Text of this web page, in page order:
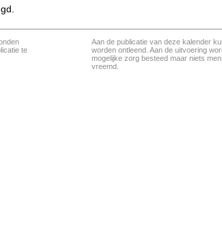
te
Aan de publicatie van deze kalender
worden ontleend. Aan de uitvoering
mogelijke zorg besteed maar niets
vreemd.